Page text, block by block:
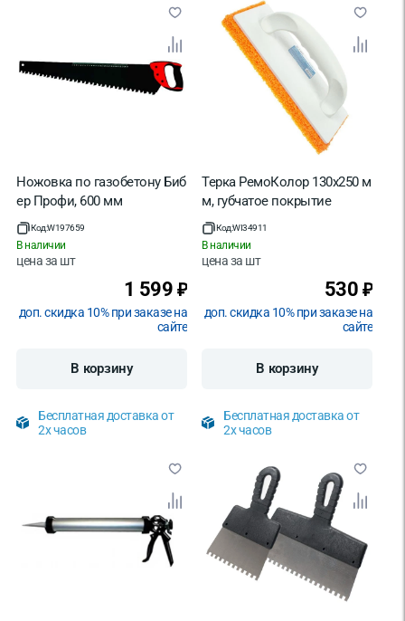
Ножовка по газобетону Биб
ер Профи, 600 мм
Код:W197659
В наличии
цена за шт
1 599 ₽
доп. скидка 10% при заказе на
сайте
В корзину
Бесплатная доставка от
2х часов
Терка РемоКолор 130х250 м
м, губчатое покрытие
Код:WI34911
В наличии
цена за шт
530 ₽
доп. скидка 10% при заказе на
сайте
В корзину
Бесплатная доставка от
2х часов